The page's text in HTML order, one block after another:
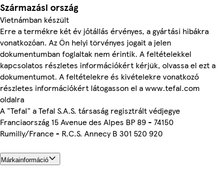
Származási ország
Vietnámban készült
Erre a termékre két év jótállás érvényes, a gyártási hibákra
vonatkozóan. Az Ön helyi törvényes jogait a jelen
dokumentumban foglaltak nem érintik. A feltételekkel
kapcsolatos részletes információkért kérjük, olvassa el ezt a
dokumentumot. A feltételekre és kivételekre vonatkozó
részletes információkért látogasson el a www.tefal.com
oldalra
A "Tefal" a Tefal S.A.S. társaság regisztrált védjegye
Franciaország 15 Avenue des Alpes BP 89 - 74150
Rumilly/France - R.C.S. Annecy B 301 520 920
Márkainformáció